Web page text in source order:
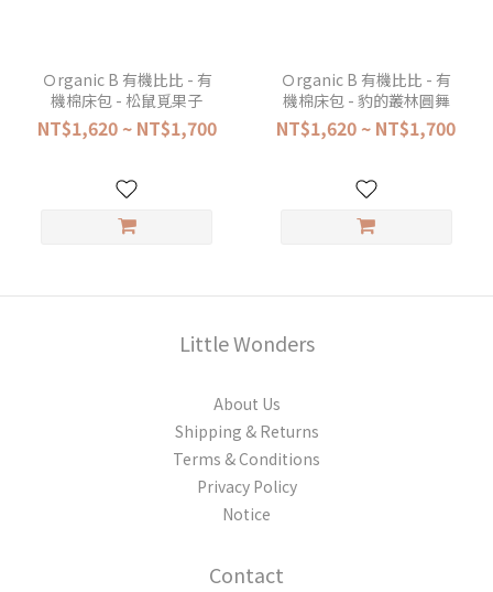
Ｏrganic B 有機比比 - 有
機棉床包 - 松鼠覓果子
NT$1,620 ~ NT$1,700
Ｏrganic B 有機比比 - 有
機棉床包 - 豹的叢林圓舞
NT$1,620 ~ NT$1,700
Little Wonders
About Us
Shipping & Returns
Terms & Conditions
Privacy Policy
Notice
Contact